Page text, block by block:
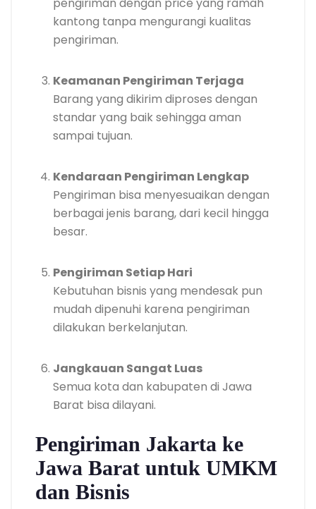
kantong tanpa mengurangi kualitas
pengiriman.
Keamanan Pengiriman Terjaga
Barang yang dikirim diproses dengan
standar yang baik sehingga aman
sampai tujuan.
Kendaraan Pengiriman Lengkap
Pengiriman bisa menyesuaikan dengan
berbagai jenis barang, dari kecil hingga
besar.
Pengiriman Setiap Hari
Kebutuhan bisnis yang mendesak pun
mudah dipenuhi karena pengiriman
dilakukan berkelanjutan.
Jangkauan Sangat Luas
Semua kota dan kabupaten di Jawa
Barat bisa dilayani.
Pengiriman Jakarta ke
Jawa Barat untuk UMKM
dan Bisnis